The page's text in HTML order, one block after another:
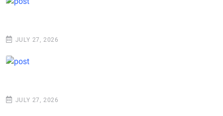
JULY 27, 2026
JULY 27, 2026